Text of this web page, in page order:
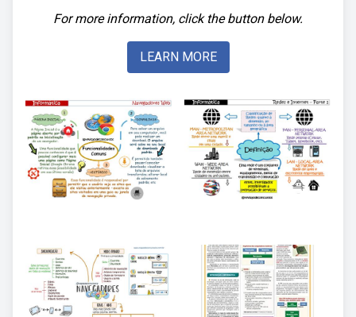
For more information, click the button below.
LEARN MORE